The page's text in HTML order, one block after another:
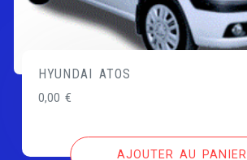
HYUNDAI ATOS
0,00€
AJOUTER AU PANIER